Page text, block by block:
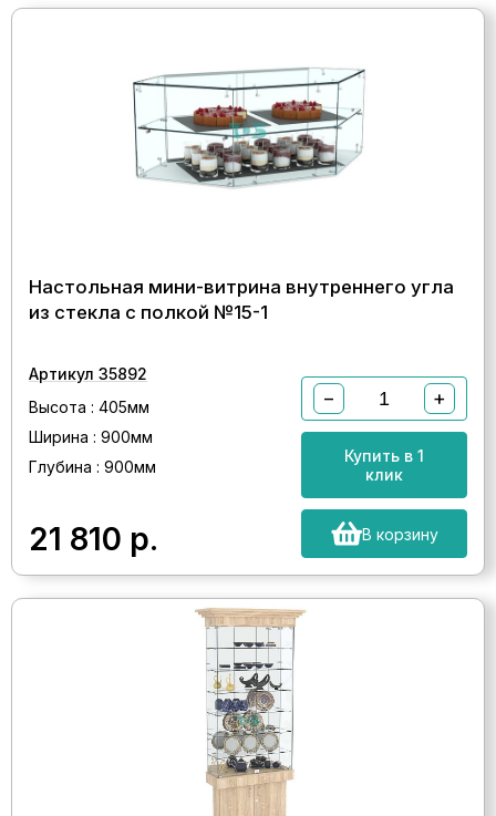
Настольная мини-витрина внутреннего угла
из стекла с полкой №15-1
Артикул 35892
Высота : 405мм
Ширина : 900мм
Глубина : 900мм
21 810 р.
− +
Купить в 1
клик
В корзину